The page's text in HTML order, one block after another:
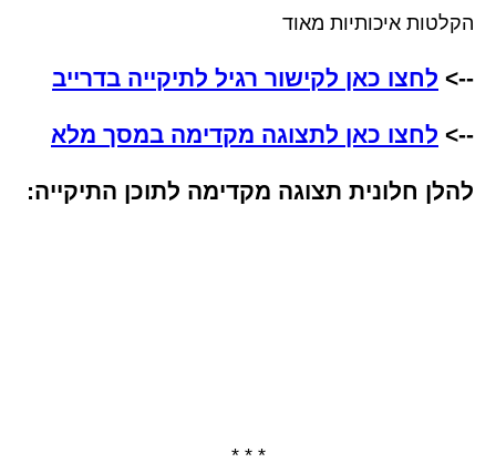
הקלטות איכותיות מאוד
--> לחצו כאן לקישור רגיל לתיקייה בדרייב
--> לחצו כאן לתצוגה מקדימה במסך מלא
להלן חלונית תצוגה מקדימה לתוכן התיקייה:
* * *